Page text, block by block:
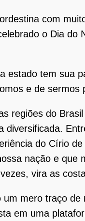
com
o Dia do
estado tem sua
e de
regiões do
diversificada.
do Círio
nação e que
vira as
um mero traço
em uma